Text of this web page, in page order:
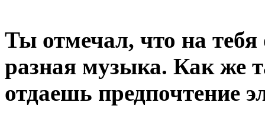
Ты отмечал, что на
разная музыка. Как же
отдаешь предпочтение